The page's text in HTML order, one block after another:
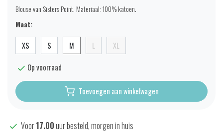
Blouse van Sisters Point. Materiaal: 100% katoen.
Maat:
XS S M L XL
Op voorraad
Toevoegen aan winkelwagen
Voor17.00uur besteld, morgen in huis